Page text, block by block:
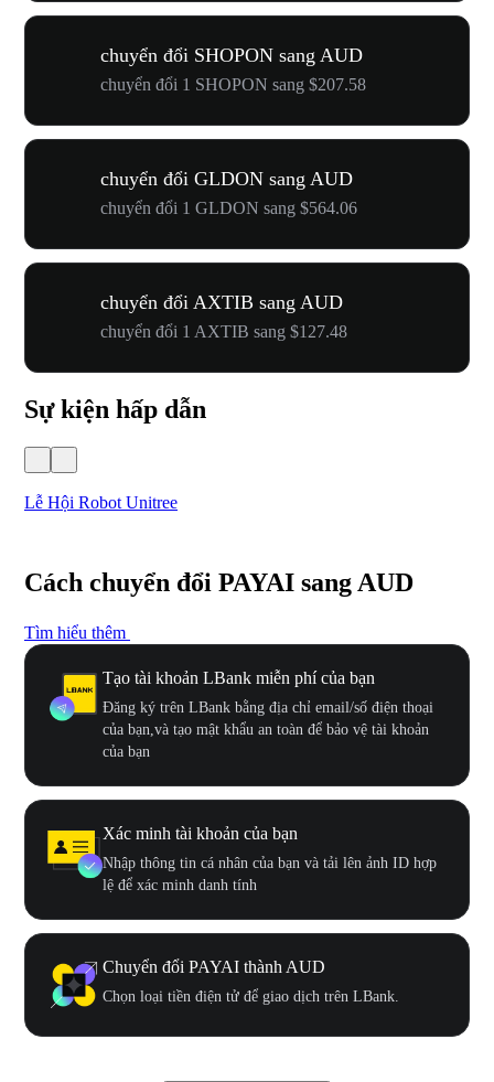
chuyển đổi SHOPON sang AUD
chuyển đổi 1 SHOPON sang $207.58
chuyển đổi GLDON sang AUD
chuyển đổi 1 GLDON sang $564.06
chuyển đổi AXTIB sang AUD
chuyển đổi 1 AXTIB sang $127.48
Sự kiện hấp dẫn
Lễ Hội Robot Unitree
Cách chuyển đổi PAYAI sang AUD
Tìm hiểu thêm
Tạo tài khoản LBank miễn phí của bạn
Đăng ký trên LBank bằng địa chỉ email/số điện thoại
của bạn,và tạo mật khẩu an toàn để bảo vệ tài khoản
của bạn
Xác minh tài khoản của bạn
Nhập thông tin cá nhân của bạn và tải lên ảnh ID hợp
lệ để xác minh danh tính
Chuyển đổi PAYAI thành AUD
Chọn loại tiền điện tử để giao dịch trên LBank.